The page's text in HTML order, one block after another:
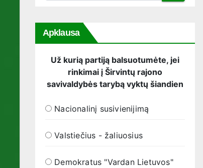
Apklausa
Už kurią partiją balsuotumėte, jei
rinkimai į Širvintų rajono
savivaldybės tarybą vyktų šiandien
Nacionalinį susivienijimą
Valstiečius - žaliuosius
Demokratus "Vardan Lietuvos"